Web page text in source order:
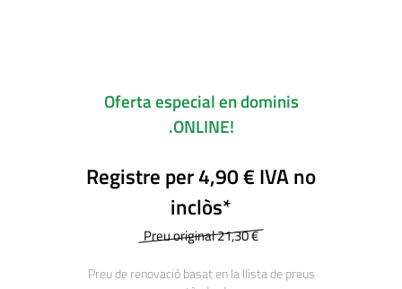
Oferta especial en dominis
.ONLINE!
Registre per 4,90 € IVA no
inclòs*
Preu original 21,30 €
Preu de renovació basat en la llista de preus